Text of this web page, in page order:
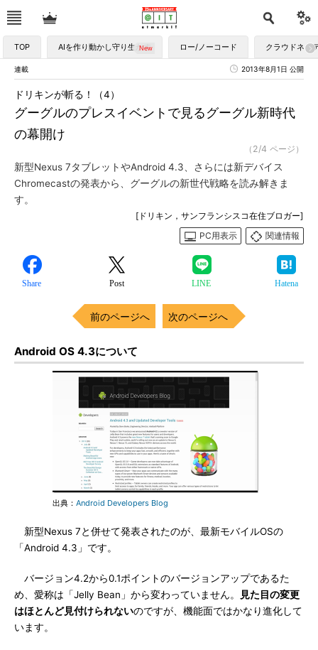
TOP AIを作り動かし守り生かす ロー/ノーコード クラウドネイ
連載 2013年8月1日 公開
グーグルのプレスイベントで見るグーグル新時代
の幕開け
ドリキンが斬る！（4）
（2/4 ページ）
新型Nexus 7タブレットやAndroid 4.3、さらには新デバイス
Chromecastの発表から、グーグルの新世代戦略を読み解きま
す。
[ドリキン，サンフランシスコ在住ブロガー]
PC用表示
関連情報
Share Post LINE Hatena
前のページへ 次のページへ
Android OS 4.3について
出典： Android Developers Blog
新型Nexus 7と併せて発表されたのが、最新モバイルOSの
「Android 4.3」です。
バージョン4.2から0.1ポイントのバージョンアップであるた
め、愛称は「Jelly Bean」から変わっていません。
見た目の変更
はほとんど見付けられないのですが、機能面ではかなり進化して
います。